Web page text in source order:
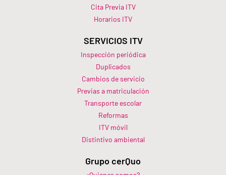
Cita Previa ITV
Horarios ITV​
SERVICIOS ITV
Inspección periódica
Duplicados
Cambios de servicio
Previas a matriculación
Transporte escolar
Reformas
ITV móvil
Distintivo ambiental
Grupo cerQuo